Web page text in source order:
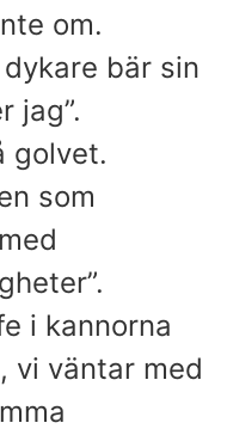
om.
bär sin
jag”.
golvet.
som
i kannorna
vi väntar med